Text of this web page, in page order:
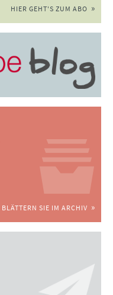
HIER GEHT'S ZUM ABO
BLÄTTERN SIE IM ARCHIV